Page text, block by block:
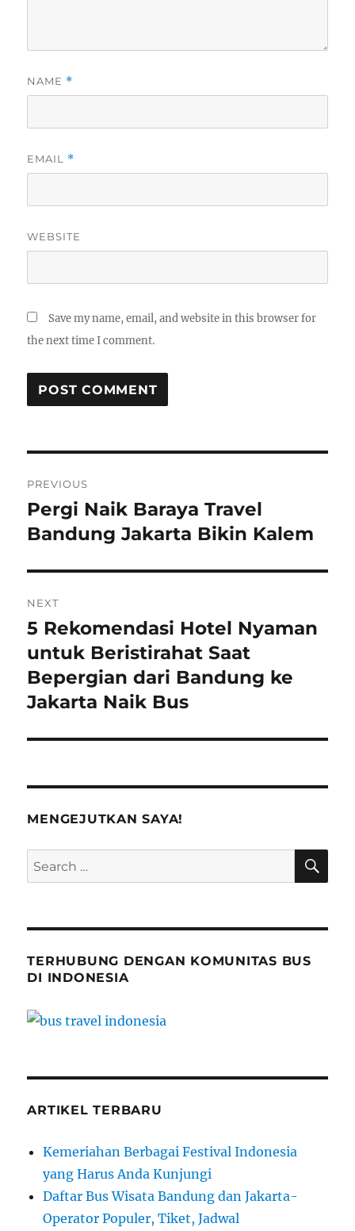
NAME *
EMAIL *
WEBSITE
Save my name, email, and website in this browser for
the next time I comment.
navigation
PREVIOUS
Previous
post:
Pergi Naik Baraya Travel
Bandung Jakarta Bikin Kalem
NEXT
Next
post:
5 Rekomendasi Hotel Nyaman
untuk Beristirahat Saat
Bepergian dari Bandung ke
Jakarta Naik Bus
MENGEJUTKAN SAYA!
Search
for:
TERHUBUNG DENGAN KOMUNITAS BUS
DI INDONESIA
ARTIKEL TERBARU
Kemeriahan Berbagai Festival Indonesia
yang Harus Anda Kunjungi
Daftar Bus Wisata Bandung dan Jakarta-
Operator Populer, Tiket, Jadwal